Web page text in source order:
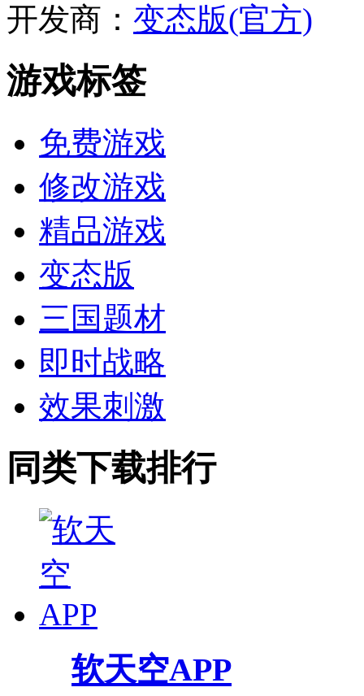
开发商： 变态版(官方)
游戏标签
免费游戏
修改游戏
精品游戏
变态版
三国题材
即时战略
效果刺激
同类下载排行
软天空APP